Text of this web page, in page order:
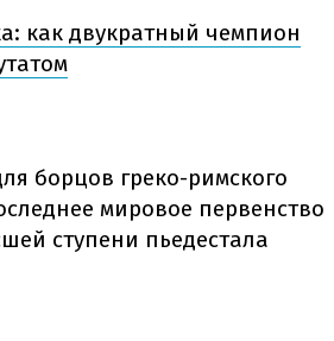
как двукратный чемпион
борцов греко-римского
мировое первенство
ступени пьедестала